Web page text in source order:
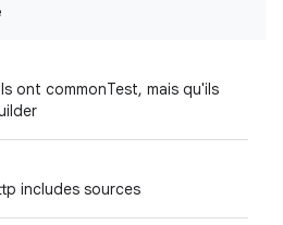
ont commonTest, mais qu'ils
includes sources